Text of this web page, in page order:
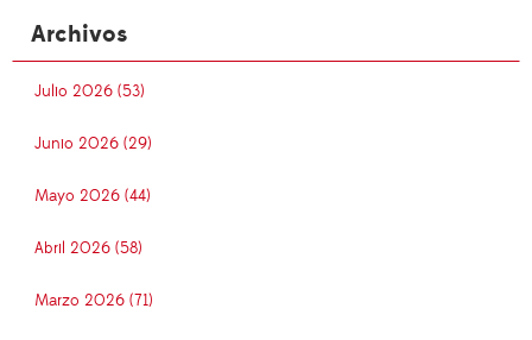
Archivos
Julio 2026 (53)
Junio 2026 (29)
Mayo 2026 (44)
Abril 2026 (58)
Marzo 2026 (71)